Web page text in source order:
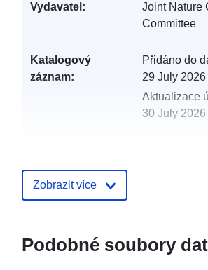
Vydavatel:
Joint Nature
Committee
Katalogový
záznam:
Přidáno do
29 July 2026
Aktualizace
30 July 2026
Zobrazit více
Podobné soubory dat